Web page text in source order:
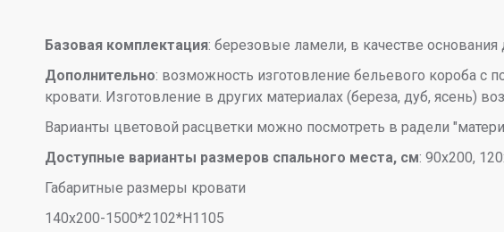
Базовая комплектация: березовые ламели, в качестве основания
Дополнительно: возможность изготовление бельевого короба с
кровати. Изготовление в других материалах (береза, дуб, ясень)
Варианты цветовой расцветки можно посмотреть в радели
Доступные варианты размеров спального места, см: 90х200,
Габаритные размеры кровати
140х200-1500*2102*Н1105